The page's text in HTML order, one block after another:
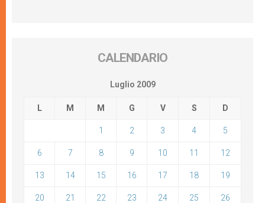
CALENDARIO
Luglio 2009
L M M G V S D
1 2 3 4 5
6 7 8 9 10 11 12
13 14 15 16 17 18 19
20 21 22 23 24 25 26